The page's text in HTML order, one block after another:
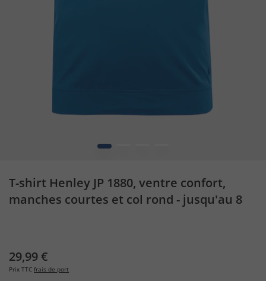
1
T-shirt Henley JP 1880, ventre confort,
manches courtes et col rond - jusqu'au 8
29,99 €
Prix TTC frais de port